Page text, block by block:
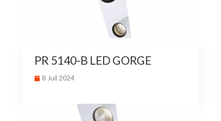
PR 5140-B LED GORGE
8 Juil 2024